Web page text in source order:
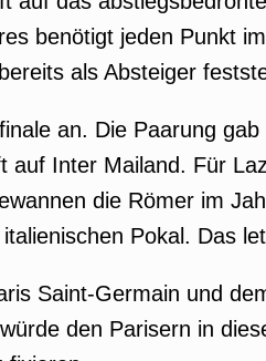
benötigt jeden Punkt
als Absteiger
an. Die Paarung
auf Inter Mailand. Für
die Römer im
Pokal. Das
Saint-Germain und
den Parisern in